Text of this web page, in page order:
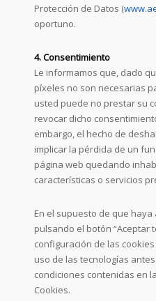
Protección de Datos (
oportuno.
4. Consentimiento
Le informamos que, dado
píxeles no son necesarias
usted puede no prestar su
revocar dicho
embargo, el hecho de
implicar la pérdida de un
página web quedando
características o servicios
En el supuesto de que
pulsando el botón “Aceptar
configuración de las
uso de las tecnologías
condiciones contenidas en
Cookies.